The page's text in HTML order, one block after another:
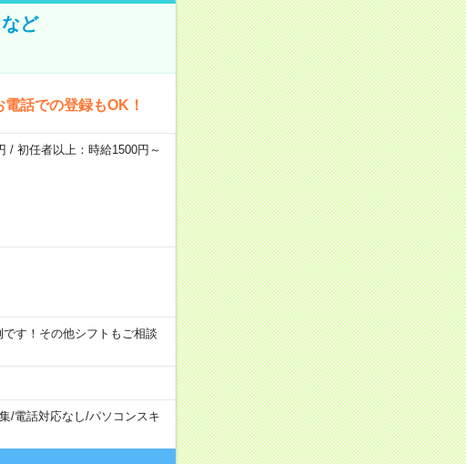
ど
話での登録もOK！
/ 初任者以上：時給1500円～
す！その他シフトもご相談
/電話対応なし/パソコンスキ